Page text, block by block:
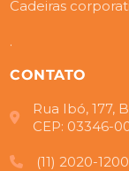
Cadeiras
.
CONTATO
Rua Ibó, 177,
CEP: 03346-
(11) 2020-1200